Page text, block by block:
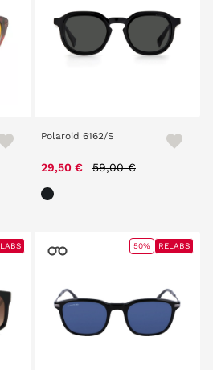
Polaroid 6162/S
29,50 € Price reduced from
59,00 €
50% RELABS